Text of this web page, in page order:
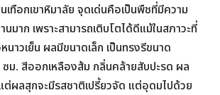
เทือกเขาหิมาลัย จุดเด่นคือเป็นพืชที่มีความ
มาก เพราะสามารถเติบโตได้ดีแม้ในสภาวะที่
าวเย็น ผลมีขนาดเล็ก เป็นทรงรีขนาด
ม. สีออกเหลืองส้ม กลิ่นคล้ายสับปะรด ผล
ผลสุกจะมีรสชาติเปรี้ยวจัด แต่อุดมไปด้วย